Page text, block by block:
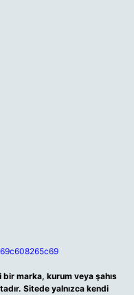
marka, kurum veya şahıs
Sitede yalnızca kendi